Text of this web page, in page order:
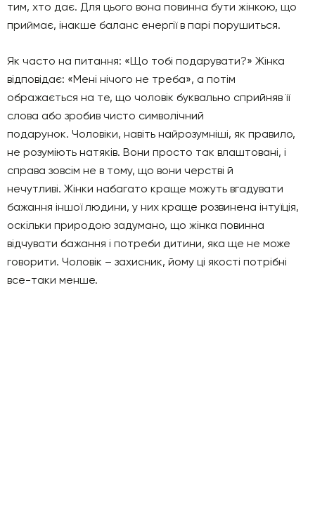
тим, хто дає. Для цього вона повинна бути жінкою, що
приймає, інакше баланс енергії в парі порушиться.
Як часто на питання: «Що тобі подарувати?» Жінка
відповідає: «Мені нічого не треба», а потім
ображається на те, що чоловік буквально сприйняв її
слова або зробив чисто символічний
подарунок. Чоловіки, навіть найрозумніші, як правило,
не розуміють натяків. Вони просто так влаштовані, і
справа зовсім не в тому, що вони черстві й
нечутливі. Жінки набагато краще можуть вгадувати
бажання іншої людини, у них краще розвинена інтуїція,
оскільки природою задумано, що жінка повинна
відчувати бажання і потреби дитини, яка ще не може
говорити. Чоловік – захисник, йому ці якості потрібні
все-таки менше.